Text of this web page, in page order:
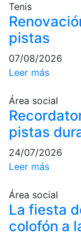
Pádel
Social de
Cuadros
Cuadro
d'Honor
Social
Otros
Área social
Tenis
pistas
07/08/2026
Leer más
Área social
pistas
24/07/2026
Leer más
Área social
La fiesta
colofón a